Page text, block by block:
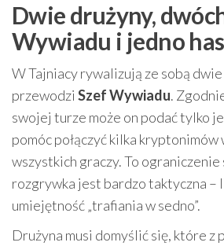
Dwie drużyny,
Wywiadu i jedno
W Tajniacy rywalizują ze sobą dwie
przewodzi Szef Wywiadu.
swojej turze może on podać tylko
pomóc połączyć kilka kryptonimów
wszystkich graczy. To ograniczenie
rozgrywka jest bardzo taktyczna –
umiejętność „trafiania w sedno”.
Drużyna musi domyślić się, które z